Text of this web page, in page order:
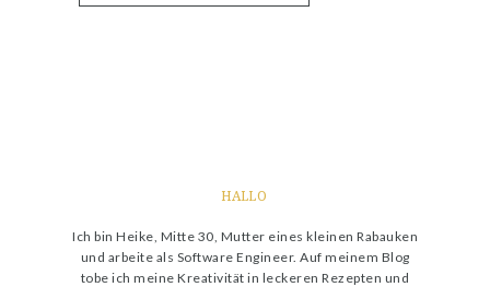
HALLO
Ich bin Heike, Mitte 30, Mutter eines kleinen Rabauken
und arbeite als Software Engineer. Auf meinem Blog
tobe ich meine Kreativität in leckeren Rezepten und